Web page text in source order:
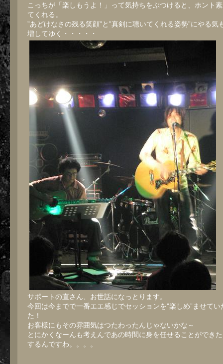
こっちが「楽しもうよ！」って気持ちをぶつけると、ホント
てくれる。
”あどけなさの残る笑顔”と”真剣に聴いてくれる姿勢”にやる気
増してゆく・・・・・
サポートの直さん、お世話になっとります。
今回は今までで一番エエ感じでセッションを”楽しめ”ませてい
た！
お客様にもその雰囲気はつたわったんじゃないかな～
とにかくなーんも考えんであの時間に身を任せることができ
するんですわ。。。。